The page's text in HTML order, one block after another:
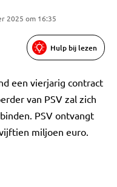
2025 om 16:35
Hulp bij lezen
een vierjarig contract
van PSV zal zich
PSV ontvangt
miljoen euro.